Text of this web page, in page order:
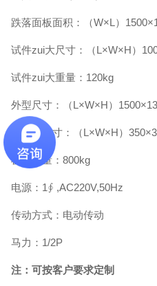
跌落面板面积：（W×L）
试件zui大尺寸：（L×W×H）
试件zui大重量：120kg
外型尺寸：（L×W×H）
控制箱尺寸：（L×W×H）
机台重量：800kg
电源：1∮ ,AC220V,50Hz
传动方式：电动传动
马力：1/2P
注：可按客户要求定制